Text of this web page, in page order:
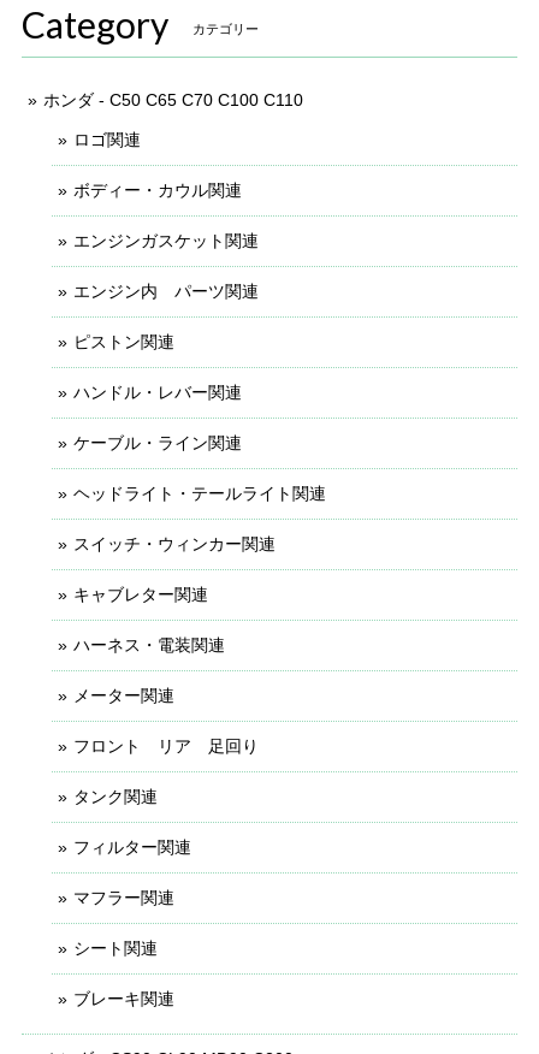
Category カテゴリー
ホンダ - C50 C65 C70 C100 C110
ロゴ関連
ボディー・カウル関連
エンジンガスケット関連
エンジン内 パーツ関連
ピストン関連
ハンドル・レバー関連
ケーブル・ライン関連
ヘッドライト・テールライト関連
スイッチ・ウィンカー関連
キャブレター関連
ハーネス・電装関連
メーター関連
フロント リア 足回り
タンク関連
フィルター関連
マフラー関連
シート関連
ブレーキ関連